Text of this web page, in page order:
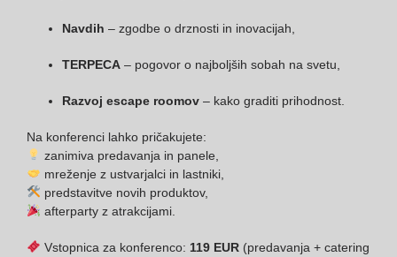
Navdih – zgodbe o drznosti in inovacijah,
TERPECA– pogovor o najboljših sobah na svetu,
Razvoj escape roomov– kako graditi prihodnost.
Na konferenci lahko pričakujete:
zanimiva predavanja in panele,
mreženje z ustvarjalci in lastniki,
predstavitve novih produktov,
afterparty z atrakcijami.
Vstopnica za konferenco: 119 EUR(predavanja + catering